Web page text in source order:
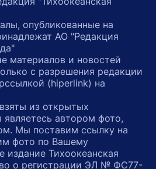
опубликованные на
АО "Редакция
материалов и новостей
с разрешения редакции
(hiperlink) на
из открытых
автором фото,
Мы поставим ссылку на
фото по Вашему
издание Тихоокеанская
о регистрации ЭЛ № ФС77-